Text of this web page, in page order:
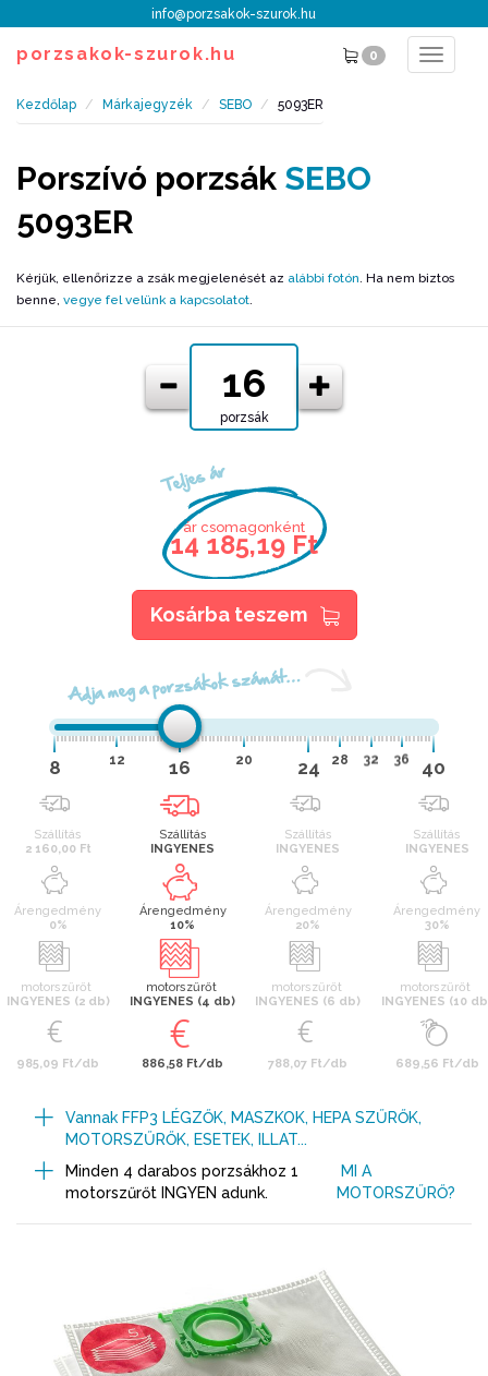
info@porzsakok-szurok.hu
porzsakok-szurok.hu 0
Toggle
Kezdőlap Márkajegyzék SEBO 5093ER
Porszívó porzsák SEBO
5093ER
Kérjük, ellenőrizze a zsák megjelenését az alábbi fotón. Ha nem biztos
benne, vegye fel velünk a kapcsolatot.
Adja meg a porzsákok számát…
8 12 16 20 24 28 32 36 40
Szállítás
2 160,00 Ft
Árengedmény
0%
motorszűrőt
INGYENES (2 db)
985,09 Ft/db
Szállítás
INGYENES
Árengedmény
10%
motorszűrőt
INGYENES (4 db)
886,58 Ft/db
Szállítás
INGYENES
Árengedmény
20%
motorszűrőt
INGYENES (6 db)
788,07 Ft/db
Szállítás
INGYENES
Árengedmény
30%
motorszűrőt
INGYENES (10
689,56 Ft/db
porzsák
Teljes ár
ár csomagonként
14 185,19 Ft
Kosárba teszem
Vannak FFP3 LÉGZŐK, MASZKOK, HEPA SZŰRŐK,
MOTORSZŰRŐK, ESETEK, ILLAT...
Minden 4 darabos porzsákhoz 1
motorszűrőt INGYEN adunk.
MI A
MOTORSZŰRŐ?